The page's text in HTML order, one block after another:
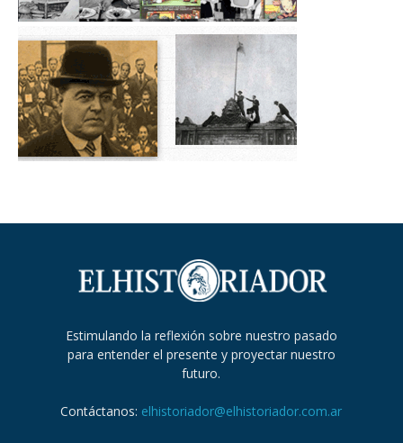
Estimulando la reflexión sobre nuestro pasado
para entender el presente y proyectar nuestro
futuro.
Contáctanos: elhistoriador@elhistoriador.com.ar